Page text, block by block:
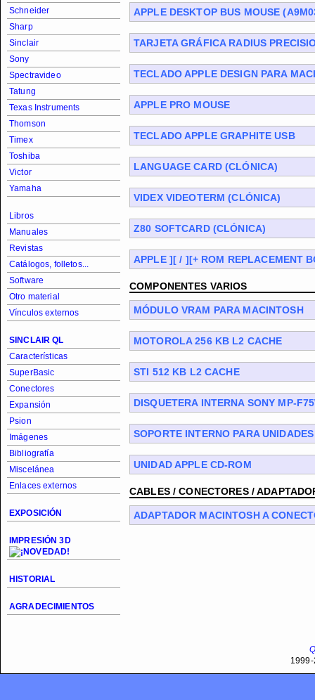
Schneider
Sharp
Sinclair
Sony
Spectravideo
Tatung
Texas Instruments
Thomson
Timex
Toshiba
Victor
Yamaha
Libros
Manuales
Revistas
Catálogos, folletos...
Software
Otro material
Vínculos externos
SINCLAIR QL
Características
SuperBasic
Conectores
Expansión
Psion
Imágenes
Bibliografía
Miscelánea
Enlaces externos
EXPOSICIÓN
IMPRESIÓN 3D
HISTORIAL
AGRADECIMIENTOS
APPLE DESKTOP BUS MOUSE
TARJETA GRÁFICA RADIUS
TECLADO APPLE DESIGN PARA
APPLE PRO MOUSE
TECLADO APPLE GRAPHITE USB
LANGUAGE CARD (CLÓNICA)
VIDEX VIDEOTERM (CLÓNICA)
Z80 SOFTCARD (CLÓNICA)
APPLE ][ / ][+ ROM REPLACEMENT
COMPONENTES VARIOS
MÓDULO VRAM PARA MACINTOSH
MOTOROLA 256 KB L2 CACHE
STI 512 KB L2 CACHE
DISQUETERA INTERNA SONY MP-
SOPORTE INTERNO PARA
UNIDAD APPLE CD-ROM
CABLES / CONECTORES /
ADAPTADOR MACINTOSH A